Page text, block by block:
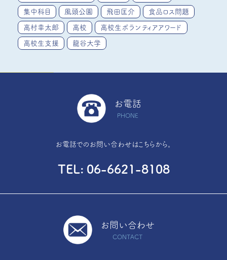
集中科目 風頭公園 飛田匡介 食品ロス問題
高村幸太郎 高校 高校生ボランティアアワード
高校生支援 龍谷大学
お電話
PHONE
お電話でのお問い合わせはこちらから。
TEL 06-6621-8108
お問い合わせ
CONTACT